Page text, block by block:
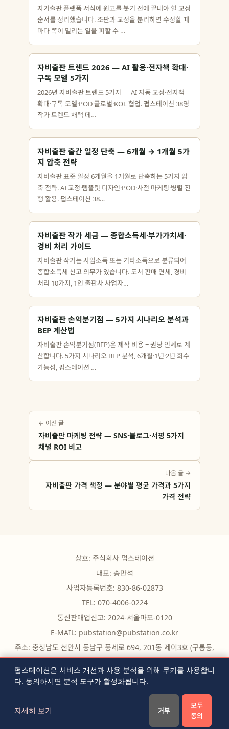
자가출판 플랫폼 서식에 원고를 붓기 전에 끝내야 할 교정
순서를 정리했습니다. 조판과 교정을 분리하면 수정할 때
마다 쪽이 밀리는 일을 피할 수 …
자비출판 트렌드 2026 — AI 활용·전자책 확대·
구독 모델 5가지
2026년 자비출판 트렌드 5가지 — AI 자동 교정·전자책
확대·구독 모델·POD 글로벌·KOL 협업. 펍스테이션 38명
작가 트렌드 채택 데…
자비출판 출간 일정 단축 — 6개월 → 1개월 5가
지 압축 전략
자비출판 표준 일정 6개월을 1개월로 단축하는 5가지 압
축 전략. AI 교정·템플릿 디자인·POD·사전 마케팅·병렬 진
행 활용. 펍스테이션 38…
자비출판 작가 세금 — 종합소득세·부가가치세·
경비 처리 가이드
자비출판 작가는 사업소득 또는 기타소득으로 분류되어
종합소득세 신고 의무가 있습니다. 도서 판매 면세, 경비
처리 10가지, 1인 출판사 사업자…
자비출판 손익분기점 — 5가지 시나리오 분석과
BEP 계산법
자비출판 손익분기점(BEP)은 제작 비용 ÷ 권당 인세로 계
산합니다. 5가지 시나리오 BEP 분석, 6개월·1년·2년 회수
가능성, 펍스테이션 …
← 이전 글
자비출판 마케팅 전략 — SNS·블로그·서평 5가지
채널 ROI 비교
다음 글 →
자비출판 가격 책정 — 분야별 평균 가격과 5가지
가격 전략
상호: 주식회사 펍스테이션
대표: 송만석
사업자등록번호: 830-86-02873
TEL: 070-4006-0224
통신판매업신고: 2024-서울마포-0120
E-MAIL: pubstation@pubstation.co.kr
주소: 충청남도 천안시 동남구 풍세로 694, 201동 제이3호 (구룡동,
구룡빌딩)
전체 글 목록
|
이용약관
쿠키 설정 |
문의하기
© 2026 PubStation. All rights reserved.
펍스테이션은 서비스 개선과 사용 분석을 위해 쿠키를 사용합니
다. 동의하시면 분석 도구가 활성화됩니다.
자세히 보기 거부
모두
동의